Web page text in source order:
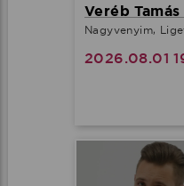
Veréb
Nagyvenyim,
2026.08.01